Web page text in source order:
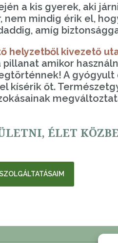
a kis gyerek, aki
mindig érik el,
amíg
helyzetből kivezető
amikor
A
kísérik őt.
ÉLET